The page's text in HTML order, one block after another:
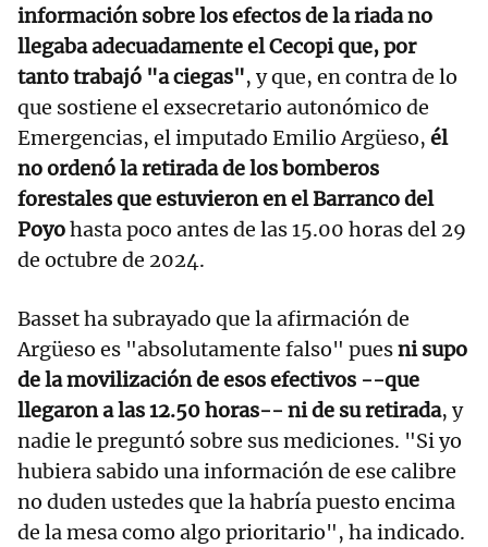
información sobre los efectos de la riada no
llegaba adecuadamente el Cecopi que, por
tanto trabajó "a ciegas", y que, en contra de lo
que sostiene el exsecretario autonómico de
Emergencias, el imputado Emilio Argüeso, él
no ordenó la retirada de los bomberos
forestales que estuvieron en el Barranco del
Poyohasta poco antes de las 15.00 horas del 29
de octubre de 2024.
Basset ha subrayado que la afirmación de
Argüeso es "absolutamente falso" puesni supo
de la movilización de esos efectivos --que
llegaron a las 12.50 horas-- ni de su retirada, y
nadie le preguntó sobre sus mediciones. "Si yo
hubiera sabido una información de ese calibre
no duden ustedes que la habría puesto encima
de la mesa como algo prioritario", ha indicado.